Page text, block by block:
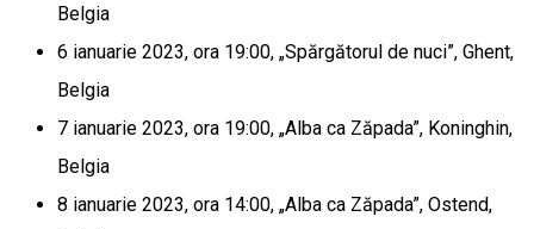
Belgia
6 ianuarie 2023, ora 19:00, „Spărgătorul de nuci”, Ghent,
Belgia
7 ianuarie 2023, ora 19:00, „Alba ca Zăpada”, Koninghin,
Belgia
8 ianuarie 2023, ora 14:00, „Alba ca Zăpada”, Ostend,